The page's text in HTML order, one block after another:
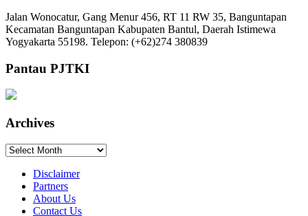
Jalan Wonocatur, Gang Menur 456, RT 11 RW 35, Banguntapan
Kecamatan Banguntapan Kabupaten Bantul, Daerah Istimewa
Yogyakarta 55198. Telepon: (+62)274 380839
Pantau PJTKI
Archives
Archives
Disclaimer
Partners
About Us
Contact Us